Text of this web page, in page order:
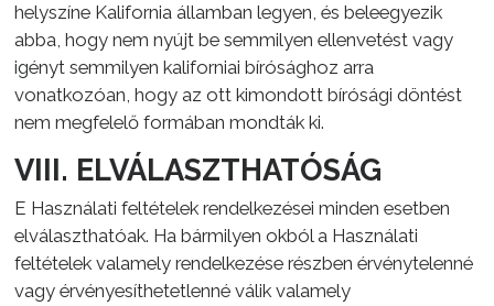
helyszíne Kalifornia államban legyen, és beleegyezik
abba, hogy nem nyújt be semmilyen ellenvetést vagy
igényt semmilyen kaliforniai bírósághoz arra
vonatkozóan, hogy az ott kimondott bírósági döntést
nem megfelelő formában mondták ki.
VIII. ELVÁLASZTHATÓSÁG
E Használati feltételek rendelkezései minden esetben
elválaszthatóak. Ha bármilyen okból a Használati
feltételek valamely rendelkezése részben érvénytelenné
vagy érvényesíthetetlenné válik valamely